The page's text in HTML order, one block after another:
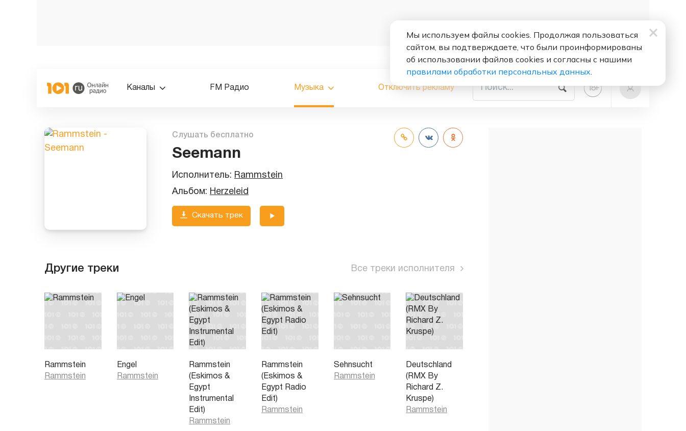
Каналы FM Радио Музыка Отключить рекламу 18+
Слушать бесплатно
Seemann
Исполнитель: Rammstein
Альбом: Herzeleid
Скачать трек
Другие треки Все треки исполнителя
Rammstein
Rammstein
Engel
Rammstein
Rammstein
(Eskimos &
Egypt
Instrumental
Edit)
Rammstein
Rammstein
(Eskimos &
Egypt Radio
Edit)
Rammstein
Sehnsucht
Rammstein
Deutschland
(RMX By
Richard Z.
Kruspe)
Rammstein
Мы используем файлы cookies. Продолжая пользоваться
сайтом, вы подтверждаете, что были проинформированы
об использовании файлов cookies и согласны с нашими
правилами обработки персональных данных.